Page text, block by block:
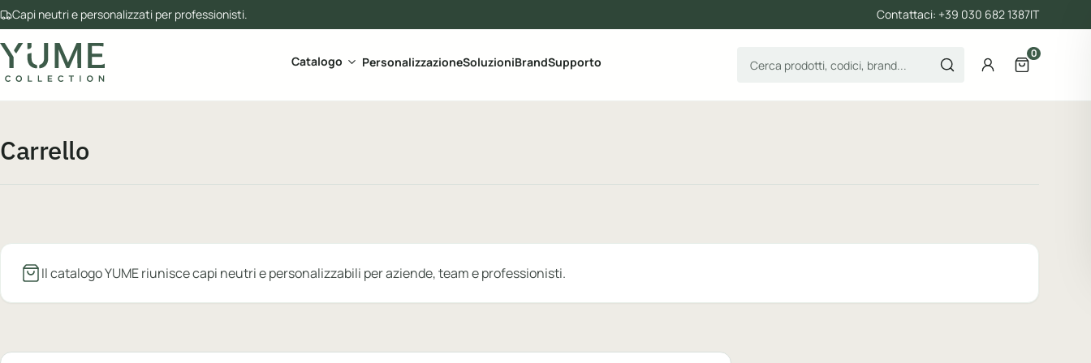
Capi neutri e personalizzati per professionisti. Contattaci: +39 030 682 1387IT
CatalogoApri le categorie del catalogo
PersonalizzazioneSoluzioniBrandSupporto
Cerca prodotti AccountApri il
0
Carrello
Il catalogo YUME riunisce capi neutri e personalizzabili per aziende, team e professionisti.